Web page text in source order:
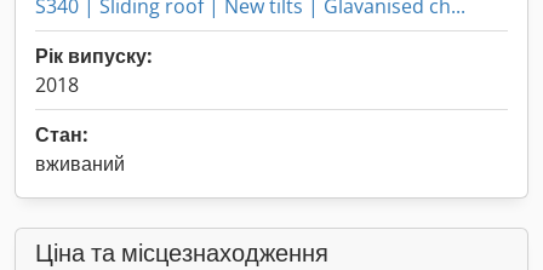
S340 | Sliding roof | New tilts | Glavanised ch...
Рік випуску:
2018
Стан:
вживаний
Ціна та місцезнаходження